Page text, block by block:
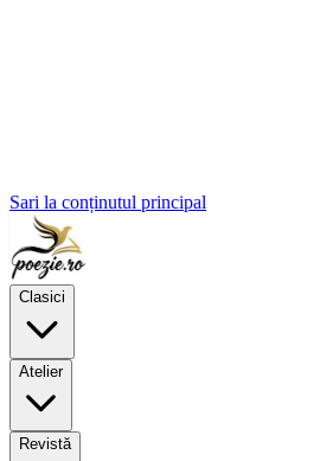
Sari la conținutul principal
Clasici
Atelier
Revistă